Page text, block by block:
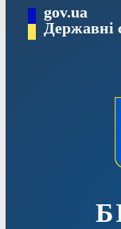
вмісту
gov.ua
Державні